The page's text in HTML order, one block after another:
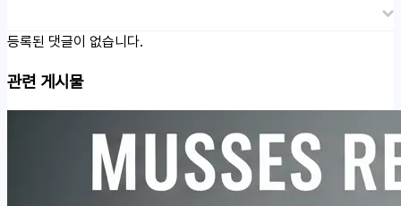
등록된 댓글이 없습니다.
관련 게시물